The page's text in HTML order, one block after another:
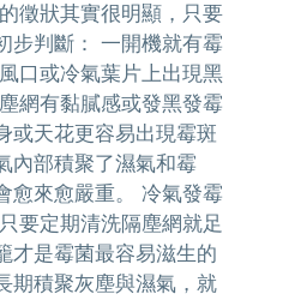
徵狀其實很明顯，只要
步判斷： 一開機就有霉
口或冷氣葉片上出現黑
網有黏膩感或發黑發霉
或天花更容易出現霉斑
內部積聚了濕氣和霉
愈來愈嚴重。 冷氣發霉
要定期清洗隔塵網就足
才是霉菌最容易滋生的
期積聚灰塵與濕氣，就